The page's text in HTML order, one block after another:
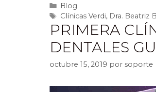
Blog
Clínicas Verdi, Dra. Beatriz
PRIMERA
DENTALES
octubre 15, 2019 por soporte